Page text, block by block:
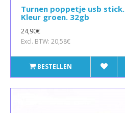
Turnen poppetje usb stick.
Kleur groen. 32gb
24,90€
Excl. BTW: 20,58€
BESTELLEN